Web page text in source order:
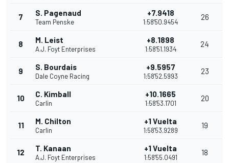
7 S. Pagenaud
Team Penske
+7.9418
1:58'50.9454
26
8 M. Leist
A.J. Foyt Enterprises
+8.1898
1:58'51.1934
24
9 S. Bourdais
Dale Coyne Racing
+9.5957
1:58'52.5993
23
10 C. Kimball
Carlin
+10.1665
1:58'53.1701
20
11 M. Chilton
Carlin
+1 Vuelta
1:58'53.9289
19
12 T. Kanaan
A.J. Foyt Enterprises
+1 Vuelta
1:58'55.0491
18